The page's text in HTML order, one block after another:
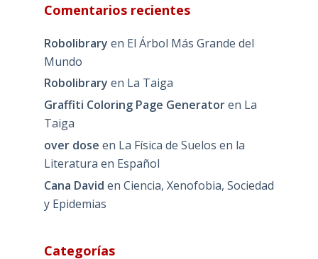
Comentarios recientes
Robolibrary en El Árbol Más Grande del
Mundo
Robolibrary en La Taiga
Graffiti Coloring Page Generatoren La
Taiga
over dose en La Física de Suelos en la
Literatura en Español
Cana David en Ciencia, Xenofobia, Sociedad
y Epidemias
Categorías